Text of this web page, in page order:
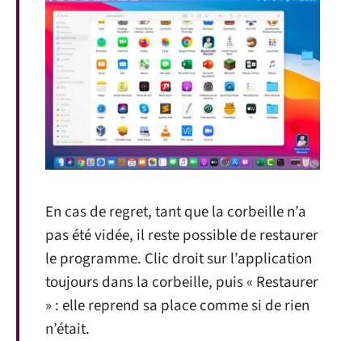
En cas de regret, tant que la corbeille n’a
pas été vidée, il reste possible de restaurer
le programme. Clic droit sur l’application
toujours dans la corbeille, puis « Restaurer
» : elle reprend sa place comme si de rien
n’était.